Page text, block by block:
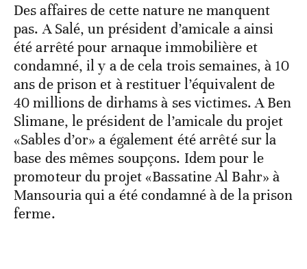
Des affaires de cette nature ne manquent
pas. A Salé, un président d’amicale a ainsi
été arrêté pour arnaque immobilière et
condamné, il y a de cela trois semaines, à 10
ans de prison et à restituer l’équivalent de
40 millions de dirhams à ses victimes. A Ben
Slimane, le président de l’amicale du projet
«Sables d’or» a également été arrêté sur la
base des mêmes soupçons. Idem pour le
promoteur du projet «Bassatine Al Bahr» à
Mansouria qui a été condamné à de la prison
ferme.